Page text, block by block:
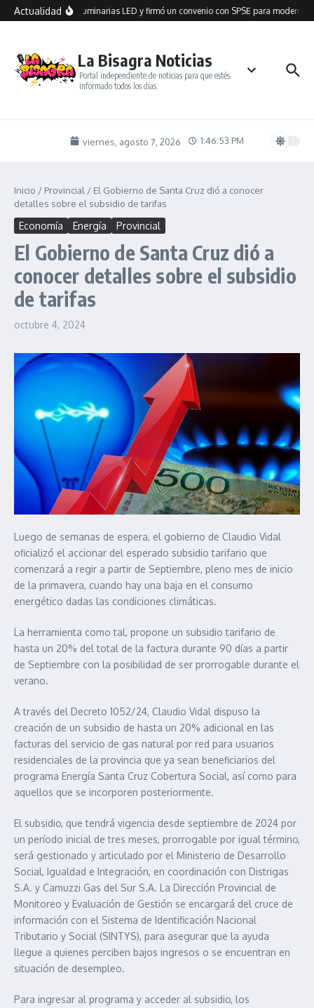
Saltar al contenido
Actualidad
Seco recibió 100 luminarias LED y firmó un convenio con SPSE para
La Bisagra Noticias
Portal independiente de noticias para que estés
informado todos los días.
viernes, agosto 7, 2026 1:46:53 PM
Inicio / Provincial / El Gobierno de Santa Cruz dió a conocer
detalles sobre el subsidio de tarifas
Economía Energía Provincial
El Gobierno de Santa Cruz dió a
conocer detalles sobre el subsidio
de tarifas
octubre 4, 2024
Luego de semanas de espera, el gobierno de Claudio Vidal
oficializó el accionar del esperado subsidio tarifario que
comenzará a regir a partir de Septiembre, pleno mes de inicio
de la primavera, cuando hay una baja en el consumo
energético dadas las condiciones climáticas.
La herramienta como tal, propone un subsidio tarifario de
hasta un 20% del total de la factura durante 90 días a partir
de Septiembre con la posibilidad de ser prorrogable durante el
verano.
A través del Decreto 1052/24, Claudio Vidal dispuso la
creación de un subsidio de hasta un 20% adicional en las
facturas del servicio de gas natural por red para usuarios
residenciales de la provincia que ya sean beneficiarios del
programa Energía Santa Cruz Cobertura Social, así como para
aquellos que se incorporen posteriormente.
El subsidio, que tendrá vigencia desde septiembre de 2024 por
un período inicial de tres meses, prorrogable por igual término,
será gestionado y articulado por el Ministerio de Desarrollo
Social, Igualdad e Integración, en coordinación con Distrigas
S.A. y Camuzzi Gas del Sur S.A. La Dirección Provincial de
Monitoreo y Evaluación de Gestión se encargará del cruce de
información con el Sistema de Identificación Nacional
Tributario y Social (SINTYS), para asegurar que la ayuda
llegue a quienes perciben bajos ingresos o se encuentran en
situación de desempleo.
Para ingresar al programa y acceder al subsidio, los